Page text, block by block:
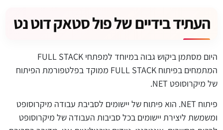
העתיד בידיים של פול סטאק דוט נט
היום מסתמן ביקוש גבוה במיוחד למפתחי FULL STACK
המתמחים בפיתוח FULL STACK ממוקד בפלטפורמת הפיתוח
של מיקרוסופט NET.
פיתוח NET. הוא פיתוח של יישומים לסביבת עבודה מיקרוסופט
ומשמשת ליצירת יישומים בכל סביבות העבודה של מיקרוסופט